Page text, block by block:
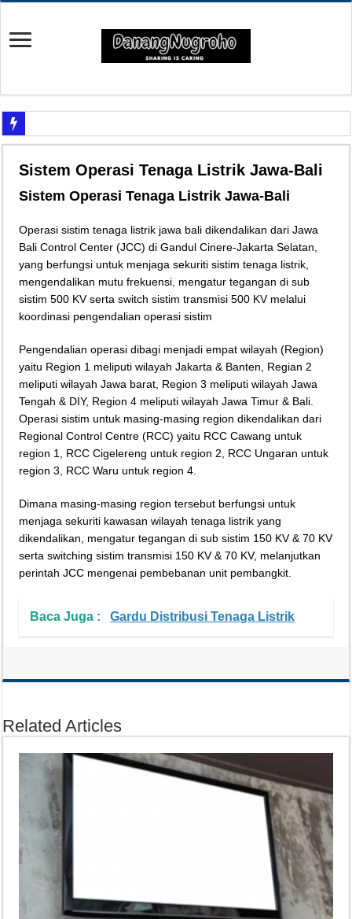
Yuk Cari Tahu Cara Memanfaatkan Teknologi Waze
Begini Upaya Memperbaiki Elektronik TV yang Rusak Hanya Ada Layar Putih
Tips Memperbaiki Elektronik Speaker Sound yang Bunyi Kemresek
Penyebab Rem Susah Digerakin dan Cara Mengatasinya
Tutorial Memasang Kabel Listrik untuk Pengairan Tambak dengan Elektronik
Tips Atasi Motor Bunyi Kletek-Kletek Tanpa Panik Undang Mekanik
Mekanik Pemula? Ini Cara Cerdas Memilih Oli Asli Biar Gak Ketipu
Mekanik Pemula Wajib Tahu Cara Jitu Atasi Rantai Motor Patah
Teknologi Bikin Bisnis Makanan Kamu Makin Cuan! Begini Cara Buka
Sistem Operasi Tenaga Listrik Jawa-Bali
Sistem Operasi Tenaga Listrik Jawa-Bali
Operasi sistim tenaga listrik jawa bali dikendalikan dari Jawa
Bali Control Center (JCC) di Gandul Cinere-Jakarta Selatan,
yang berfungsi untuk menjaga sekuriti sistim tenaga listrik,
mengendalikan mutu frekuensi, mengatur tegangan di sub
sistim 500 KV serta switch sistim transmisi 500 KV melalui
koordinasi pengendalian operasi sistim
Pengendalian operasi dibagi menjadi empat wilayah (Region)
yaitu Region 1 meliputi wilayah Jakarta & Banten, Regian 2
meliputi wilayah Jawa barat, Region 3 meliputi wilayah Jawa
Tengah & DIY, Region 4 meliputi wilayah Jawa Timur & Bali.
Operasi sistim untuk masing-masing region dikendalikan dari
Regional Control Centre (RCC) yaitu RCC Cawang untuk
region 1, RCC Cigelereng untuk region 2, RCC Ungaran untuk
region 3, RCC Waru untuk region 4.
Dimana masing-masing region tersebut berfungsi untuk
menjaga sekuriti kawasan wilayah tenaga listrik yang
dikendalikan, mengatur tegangan di sub sistim 150 KV & 70 KV
serta switching sistim transmisi 150 KV & 70 KV, melanjutkan
perintah JCC mengenai pembebanan unit pembangkit.
Baca Juga : Gardu Distribusi Tenaga Listrik
Related Articles